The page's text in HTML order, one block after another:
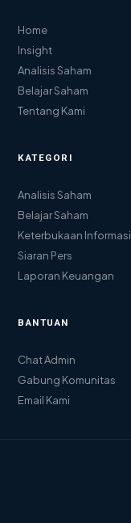
Home
Insight
Analisis Saham
Belajar Saham
Tentang Kami
KATEGORI
Analisis Saham
Belajar Saham
Keterbukaan Informasi
Siaran Pers
Laporan Keuangan
BANTUAN
Chat Admin
Gabung Komunitas
Email Kami